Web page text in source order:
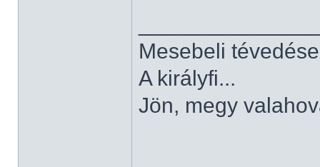
Mesebeli
A királyfi...
Jön, megy